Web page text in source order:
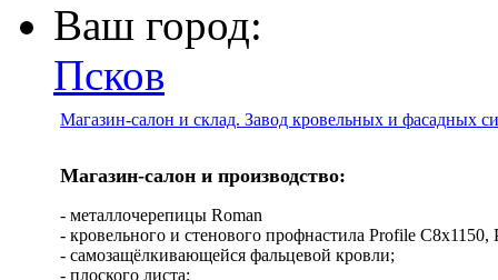
Ваш город:
Псков
Магазин-салон и склад. Завод кровельных и фасадных
Магазин-салон и производство:
- металлочерепицы Roman
- кровельного и стенового профнастила Profile
- самозащёлкивающейся фальцевой кровли;
- плоского листа;